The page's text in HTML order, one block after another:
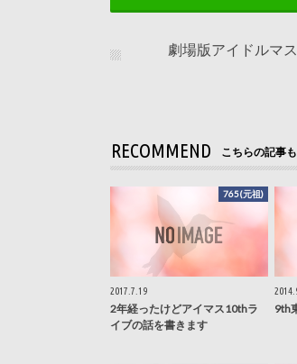
劇場版アイドルマ
RECOMMEND こちらの記事も
765(元祖)
2017.7.19
2年経ったけどアイマス10thラ
イブの話を書きます
9th